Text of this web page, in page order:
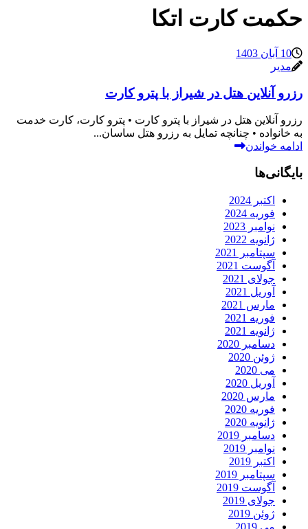
حکمت کارت اتکا
10 آبان 1403
مدیر
رزرو آنلاین هتل در شیراز با پترو کارت
رزرو آنلاین هتل در شیراز با پترو کارت • پترو کارت، کارت خدمت
به خانواده • چنانچه تمایل به رزرو هتل ساسان...
ادامه خواندن
بایگانی‌ها
اکتبر 2024
فوریه 2024
نوامبر 2023
ژانویه 2022
سپتامبر 2021
آگوست 2021
جولای 2021
آوریل 2021
مارس 2021
فوریه 2021
ژانویه 2021
دسامبر 2020
ژوئن 2020
می 2020
آوریل 2020
مارس 2020
فوریه 2020
ژانویه 2020
دسامبر 2019
نوامبر 2019
اکتبر 2019
سپتامبر 2019
آگوست 2019
جولای 2019
ژوئن 2019
می 2019